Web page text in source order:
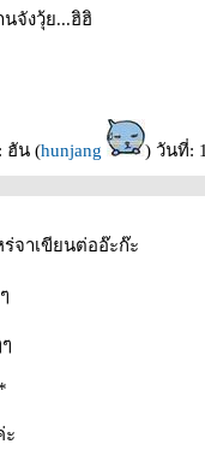
จังวุ้ย...ฮิฮิ
น (hunjang ) วันที่:
ร่จาเขียนต่ออ๊ะก๊ะ
ะ